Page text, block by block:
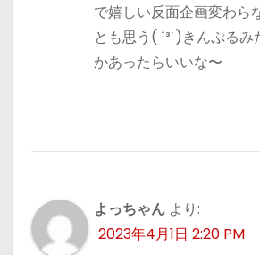
で嬉しい反面企画変わら
とも思う( ˙³˙)きんぷる
かあったらいいな〜
よっちゃん より:
2023年4月1日 2:20 PM